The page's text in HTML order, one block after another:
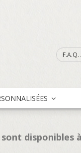
disponibles